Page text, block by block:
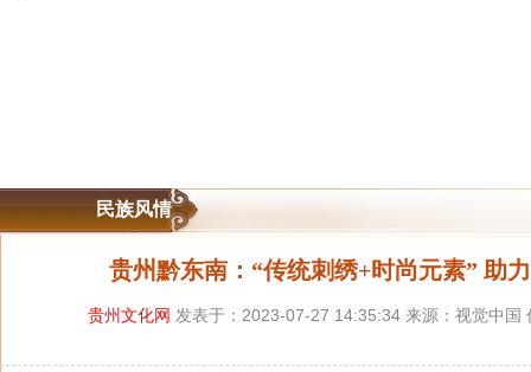
民族风情
贵州黔东南：“传统刺绣+时尚元素” 助
贵州文化网 发表于：2023-07-27 14:35:34 来源：视觉中国